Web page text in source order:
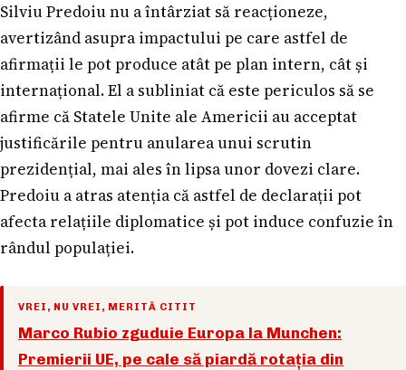
Silviu Predoiu nu a întârziat să reacționeze,
avertizând asupra impactului pe care astfel de
afirmații le pot produce atât pe plan intern, cât și
internațional. El a subliniat că este periculos să se
afirme că Statele Unite ale Americii au acceptat
justificările pentru anularea unui scrutin
prezidențial, mai ales în lipsa unor dovezi clare.
Predoiu a atras atenția că astfel de declarații pot
afecta relațiile diplomatice și pot induce confuzie în
rândul populației.
VREI, NU VREI, MERITĂ CITIT
Marco Rubio zguduie Europa la Munchen:
Premierii UE, pe cale să piardă rotația din